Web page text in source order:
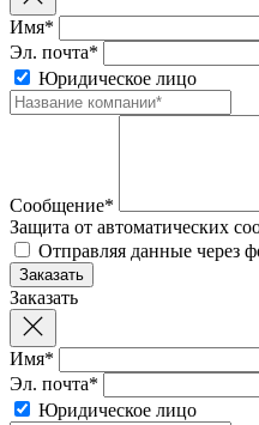
Имя*
Эл. почта*
Юридическое лицо
Сообщение*
Защита от автоматических
Отправляя данные через
Заказать
Имя*
Эл. почта*
Юридическое лицо